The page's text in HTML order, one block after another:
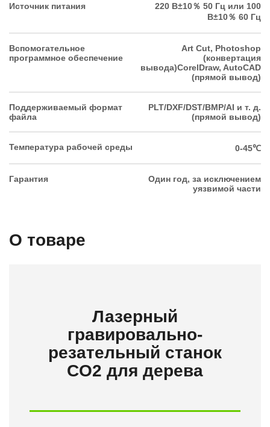
Источник питания
220 В±10％ 50 Гц или 100
В±10％ 60 Гц
Вспомогательное
программное обеспечение
Art Cut, Photoshop
(конвертация
вывода)CorelDraw, AutoCAD
(прямой вывод)
Поддерживаемый формат
файла
PLT/DXF/DST/BMP/AI и т. д.
(прямой вывод)
Температура рабочей среды 0-45℃
Гарантия
Один год, за исключением
уязвимой части
О товаре
Лазерный
гравировально-
резательный станок
CO2 для дерева